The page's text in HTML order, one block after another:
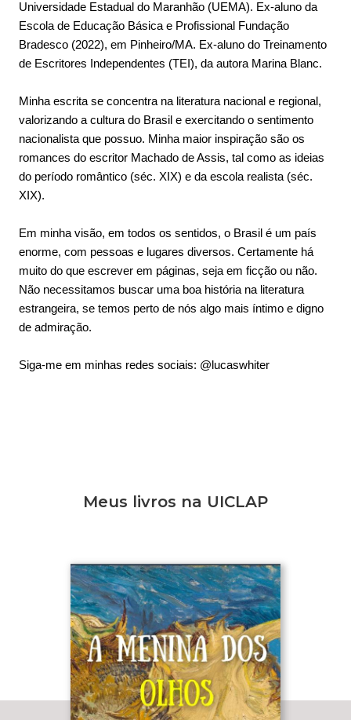
Universidade Estadual do Maranhão (UEMA). Ex-aluno da
Escola de Educação Básica e Profissional Fundação
Bradesco (2022), em Pinheiro/MA. Ex-aluno do Treinamento
de Escritores Independentes (TEI), da autora Marina Blanc.
Minha escrita se concentra na literatura nacional e regional,
valorizando a cultura do Brasil e exercitando o sentimento
nacionalista que possuo. Minha maior inspiração são os
romances do escritor Machado de Assis, tal como as ideias
do período romântico (séc. XIX) e da escola realista (séc.
XIX).
Em minha visão, em todos os sentidos, o Brasil é um país
enorme, com pessoas e lugares diversos. Certamente há
muito do que escrever em páginas, seja em ficção ou não.
Não necessitamos buscar uma boa história na literatura
estrangeira, se temos perto de nós algo mais íntimo e digno
de admiração.
Siga-me em minhas redes sociais: @lucaswhiter
Meus livros na UICLAP